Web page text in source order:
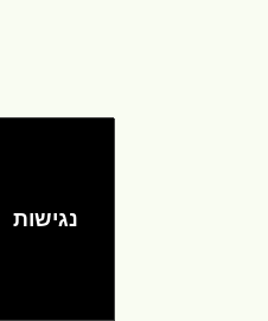
נגישות